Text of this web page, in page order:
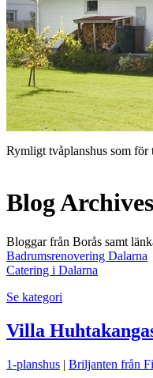
Rymligt tvåplanshus som
Blog Archives
Bloggar från Borås samt
Badrumsrenovering Dalarna
Catering i Dalarna
Se kategori
Villa
1-planshus | Briljanten från